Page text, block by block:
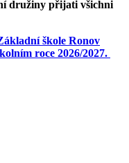
družiny přijati všichni
škole Ronov
roce 2026/2027.